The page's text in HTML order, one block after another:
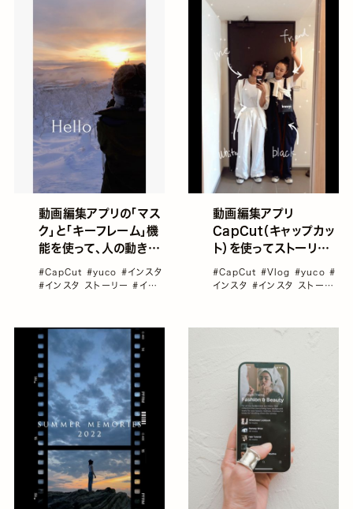
動画編集アプリの「マス
ク」と「キーフレーム」機
能を使って、人の動きに
合わせて文字が出てく
るような編集を試してみ
#CapCut #yuco #インスタ
#インスタ ストーリー#イン
動画編集アプリ
CapCut（キャップカッ
ト）を使ってストーリー
やリールに手書き文字
やイラストを追加してみ
#CapCut #Vlog #yuco #
インスタ #インスタ ストーリ